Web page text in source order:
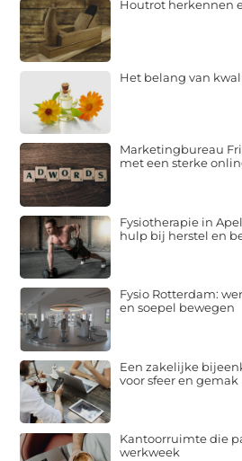
Houtrot herkennen
Het belang van
Marketingbureau
met een sterke
Fysiotherapie in
hulp bij herstel en
Fysio Rotterdam:
en soepel bewegen
Een zakelijke
voor sfeer en gemak
Kantoorruimte die
werkweek